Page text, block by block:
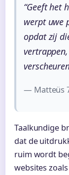
“Geeft het
werpt uwe
opdat zij
— Matteüs
Taalkundige
dat de
ruim wordt
websites